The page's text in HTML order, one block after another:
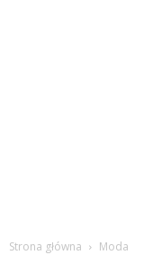
Strona główna Moda